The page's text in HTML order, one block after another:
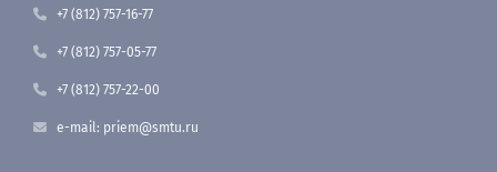
+7 (812) 757-16-77
+7 (812) 757-05-77
+7 (812) 757-22-00
e-mail: priem@smtu.ru